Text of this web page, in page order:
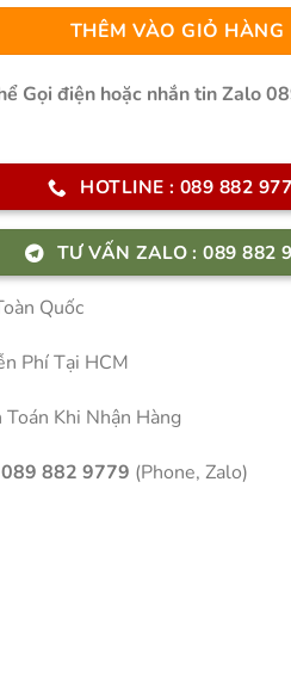
12.800.000
THÊM VÀO GIỎ HÀNG
Gọi điện hoặc nhắn tin Zalo
HOTLINE : 089 882
TƯ VẤN ZALO : 089 882
Quốc
Phí Tại HCM
Khi Nhận Hàng
089 882 9779 (Phone, Zalo)